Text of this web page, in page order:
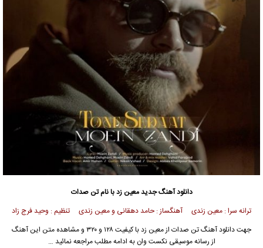
دانلود آهنگ جدیدمعین زد با نام تن صدات
ترانه سرا : معین زندی آهنگساز : حامد دهقانی و معین زندی تنظیم : وحید فرج زاد
جهتدانلود آهنگتن صدات ازمعین زد
با کیفیت ۱۲۸ و ۳۲۰ و مشاهده متن این آهنگ
از رسانه موسیقی نکست وان به ادامه مطلب مراجعه نمائید …